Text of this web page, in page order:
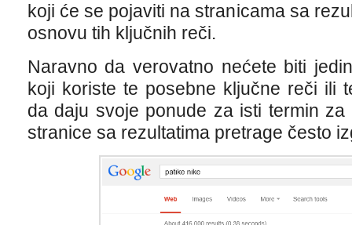
koji će se pojaviti na stranicama sa
osnovu tih ključnih reči.
Naravno da verovatno nećete biti
koji koriste te posebne ključne reči ili
da daju svoje ponude za isti termin
stranice sa rezultatima pretrage često